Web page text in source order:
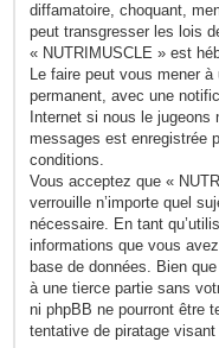
diffamatoire, choquant,
peut transgresser les lois
« NUTRIMUSCLE » est
Le faire peut vous mener
permanent, avec une
Internet si nous le jugeons
messages est enregistrée
conditions.
Vous acceptez que «
verrouille n’importe quel
nécessaire. En tant
informations que vous
base de données. Bien
à une tierce partie sans
ni phpBB ne pourront être
tentative de piratage